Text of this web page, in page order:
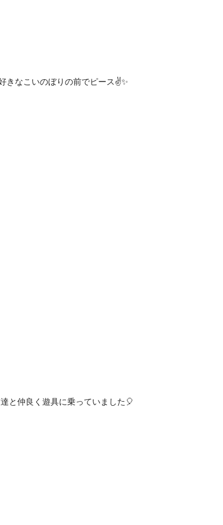
きなこいのぼりの前でピース✌✨
と仲良く遊具に乗っていました🎈